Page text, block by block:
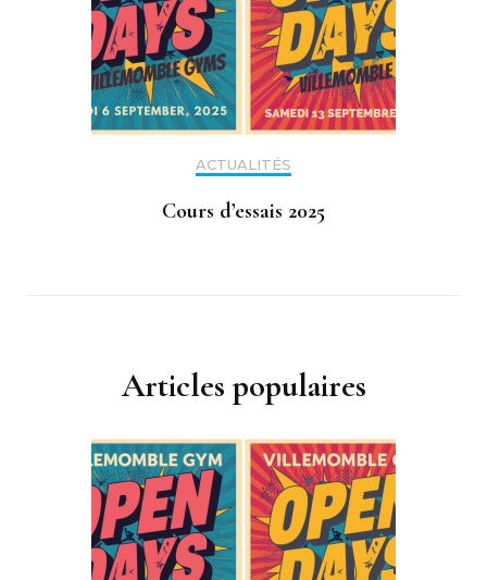
ACTUALITÉS
Cours d’essais 2025
Articles populaires